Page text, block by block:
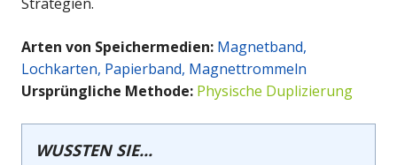
Arten von Speichermedien: Magnetband,
Lochkarten, Papierband, Magnettrommeln
Ursprüngliche Methode: Physische Duplizierung
WUSSTEN SIE...